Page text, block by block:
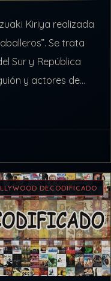
Kiriya realizada
Se trata
Sur y República
y actores de
DECODIFICADO